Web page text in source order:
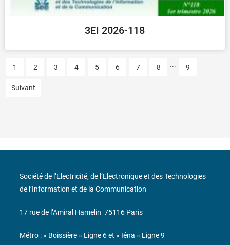
3EI 2026-118
1 2 3 4 5 6 7 8 ... 9
Suivant
Société de l’Electricité, de l’Electronique et des Technologies
de l’Information et de la Communication
17 rue de l’Amiral Hamelin 75116 Paris
Métro : « Boissière » Ligne 6 et « Iéna » Ligne 9